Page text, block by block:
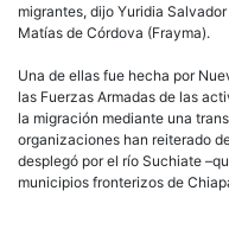
migrantes, dijo Yuridia
Matías de Córdova (Frayma).
Una de ellas fue hecha por
las Fuerzas Armadas de las
la migración mediante una
organizaciones han reiterado
desplegó por el río Suchiate
municipios fronterizos de